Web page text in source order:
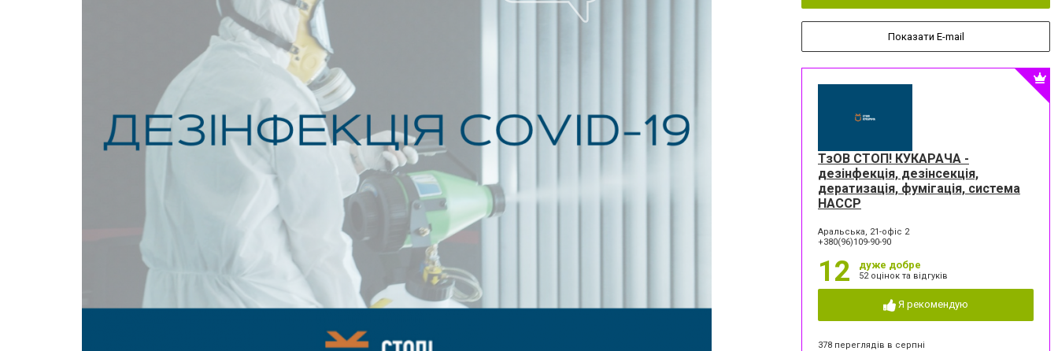
Показати E-mail
ТзОВ СТОП! КУКАРАЧА -
дезінфекція, дезінсекція,
дератизація, фумігація, система
HACCP
Аральська, 21-офіс 2
+380(96)109-90-90
12 дуже добре
52 оцінок та відгуків
Я рекомендую
378 переглядів в серпні